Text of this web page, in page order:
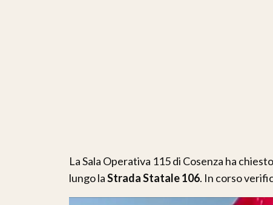
La Sala Operativa 115 di Cosenza ha
lungo laStrada Statale 106. In corso